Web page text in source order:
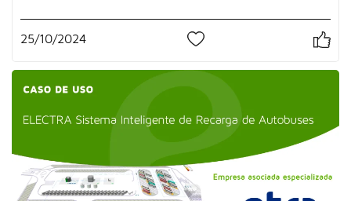
25/10/2024